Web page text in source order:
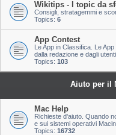
Wikitips - I topic da
Consigli, stratagemmi e
Topics: 6
App Contest
Le App in Classifica. Le
dalla redazione e dagli
Topics: 103
Aiuto per il
Mac Help
Richieste d'aiuto. Quando
e sui sistemi operativi
Topics: 16732